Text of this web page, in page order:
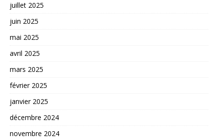
juillet 2025
juin 2025
mai 2025
avril 2025
mars 2025
février 2025
janvier 2025
décembre 2024
novembre 2024